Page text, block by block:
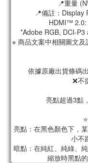
📍重量
📍備註：
HDMI™ 2.0:
*Adobe RGB, DCI-
※ 商品文案中相關圖文
依據原廠出貨條碼
❌不
亮點超過3點
亮點：在黑色顏色下，
小不
暗點：在純紅、純綠、
縮放時黑點